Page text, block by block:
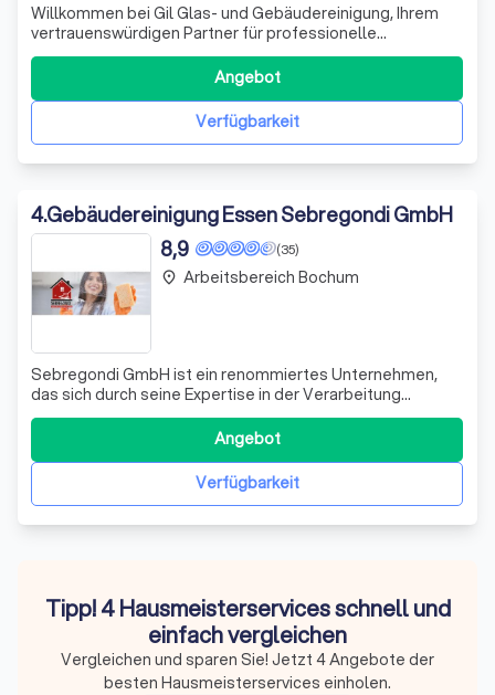
Willkommen bei Gil Glas- und Gebäudereinigung, Ihrem
vertrauenswürdigen Partner für professionelle
Reinigungsdienstleistungen in Essen, Bochum, Mülheim an
der Ruhr, Dortmund, Oberhausen und Bottrop. Mit
jahrelanger Erfahrung und einem engagierten Team von
Fachleuten, sind wir stolz darauf, sowohl ge
Verfügbarkeit
Angebot
4.Gebäudereinigung Essen Sebregondi GmbH
(35)
8,9
Sebregondi GmbH ist ein renommiertes Unternehmen,
das sich durch seine Expertise in der Verarbeitung
personenbezogener Daten auszeichnet. Wir sind stolz
darauf, unseren Kunden einen umfassenden Datenschutz
zu bieten, der auf den neuesten technologischen
Standards und gesetzlichen Vorgaben basiert. U
Verfügbarkeit
Angebot
place Arbeitsbereich Bochum
Tipp! 4 Hausmeisterservices schnell und
einfach vergleichen
Vergleichen und sparen Sie! Jetzt 4 Angebote der
besten Hausmeisterservices einholen.